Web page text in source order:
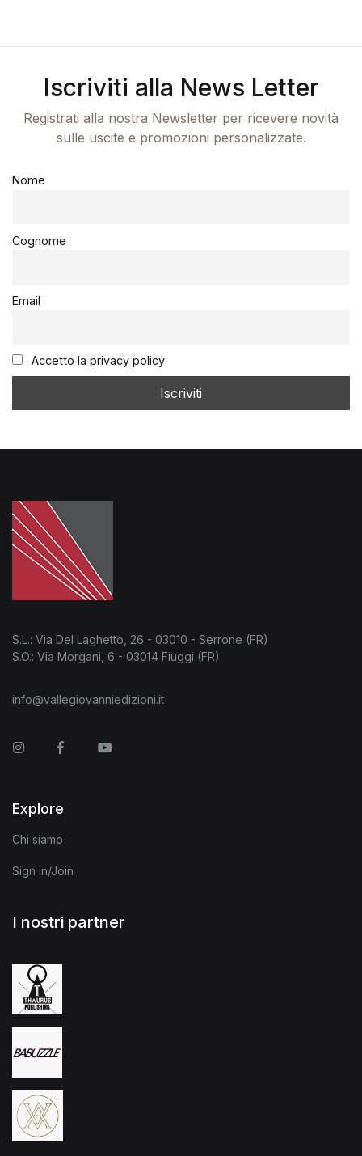
Iscriviti alla News Letter
Registrati alla nostra Newsletter per ricevere novità
sulle uscite e promozioni personalizzate.
Nome
Cognome
Email
Accetto la privacy policy
S.L.: Via Del Laghetto, 26 - 03010 - Serrone (FR)
S.O.: Via Morgani, 6 - 03014 Fiuggi (FR)
info@vallegiovanniedizioni.it
InstagramFacebookYou Tube
Explore
Chi siamo
Sign in/Join
I nostri partner